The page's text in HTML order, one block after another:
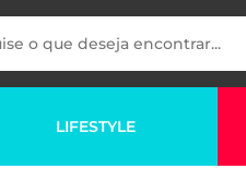
LIFESTYLE